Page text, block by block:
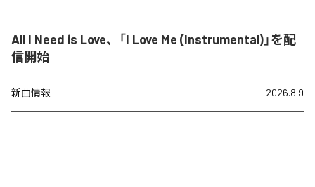
All I Need is Love、「I Love Me (Instrumental)」を配
信開始
新曲情報 2026.8.9